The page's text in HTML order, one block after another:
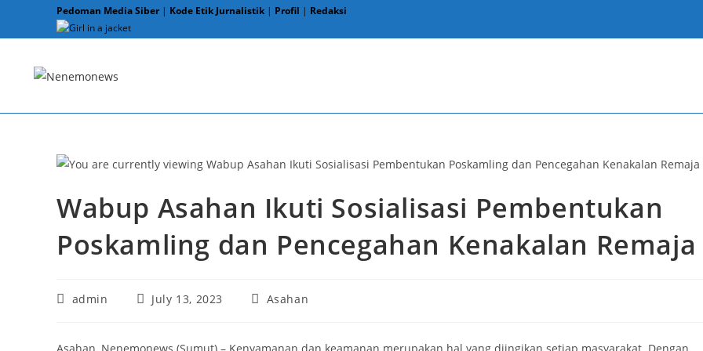
Pedoman Media Siber| Kode Etik Jurnalistik | Profil | Redaksi
Wabup Asahan Ikuti Sosialisasi Pembentukan
Poskamling dan Pencegahan Kenakalan Remaja
Postadmin
PostJuly 13, 2023
PostAsahan